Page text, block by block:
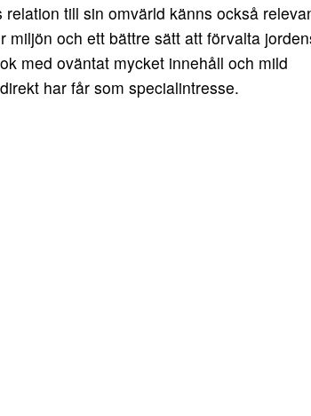
till sin omvärld känns också
och ett bättre sätt att förvalta
med oväntat mycket innehåll och mild
har får som specialintresse.